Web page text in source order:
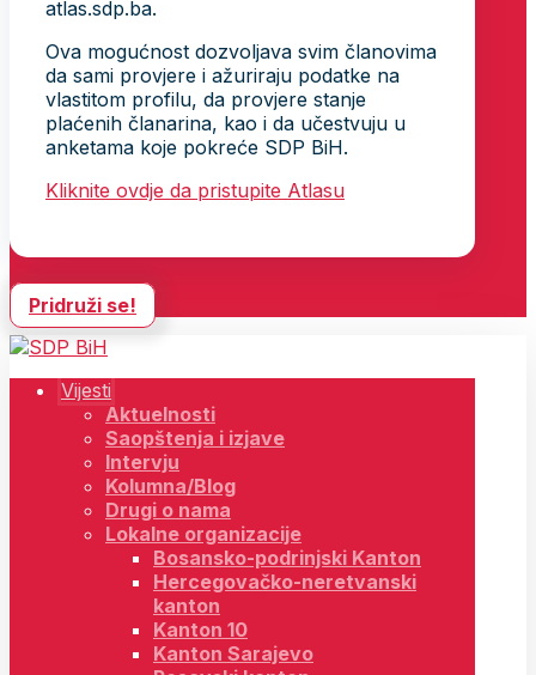
atlas.sdp.ba.
Ova mogućnost dozvoljava svim članovima
da sami provjere i ažuriraju podatke na
vlastitom profilu, da provjere stanje
plaćenih članarina, kao i da učestvuju u
anketama koje pokreće SDP BiH.
Kliknite ovdje da pristupite Atlasu
Pridruži se!
Vijesti
Aktuelnosti
Saopštenja i izjave
Intervju
Kolumna/Blog
Drugi o nama
Lokalne organizacije
Bosansko-podrinjski Kanton
Hercegovačko-neretvanski
kanton
Kanton 10
Kanton Sarajevo